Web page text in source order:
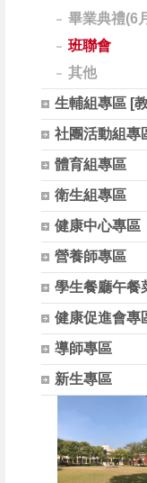
畢業典禮(6
班聯會
其他
生輔組專區 [
社團活動組專
體育組專區
衛生組專區
健康中心專區
營養師專區
學生餐廳午餐
健康促進會專
導師專區
新生專區